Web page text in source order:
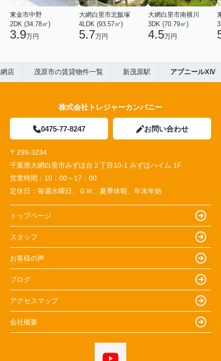
東金市中野
2DK (34.78㎡)
3.9万円
大網白里市北飯塚
4LDK (93.57㎡)
5.7万円
大網白里市南横川
3DK (70.79㎡)
4.5万円
店 茂原市の賃貸物件一覧 新茂原駅 アブニールXⅣ
株式会社トレジャーカンパニー
0475-77-8247 お問い合わせ
〒299-3234
千葉県大網白里市みずほ台２丁目10-1 みずほハイム 1F
営業時間： 10：00～17：00
定休日： 毎週水曜日、ＧＷ、夏季休暇、年末年始
トップページ
スタッフ
お客様の声
ブログ
アクセスマップ
会社概要